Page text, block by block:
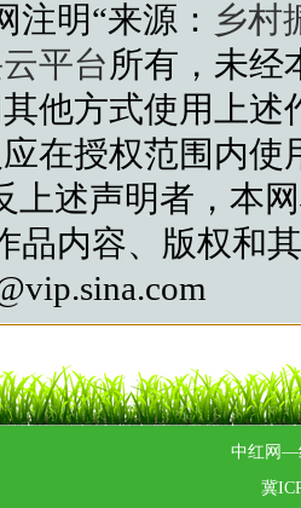
注明“来源： 乡村
平台所有，未经
他方式使用上述
在授权范围内使
上述声明者，本
品内容、版权和
中红网—
冀